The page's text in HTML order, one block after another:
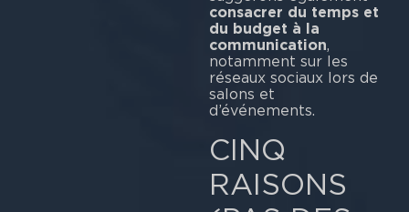
consacrer du temps et
du budget à la
communication,
notamment sur les
réseaux sociaux lors de
salons et
d’événements.
CINQ
RAISONS